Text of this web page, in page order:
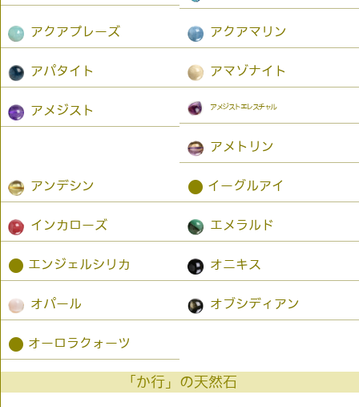
アクアプレーズ アクアマリン
アパタイト アマゾナイト
アメジスト アメジストエレスチャル
アメトリン
アンデシン ● イーグルアイ
インカローズ エメラルド
● エンジェルシリカ オニキス
オパール オブシディアン
● オーロラクォーツ
「か行」の天然石